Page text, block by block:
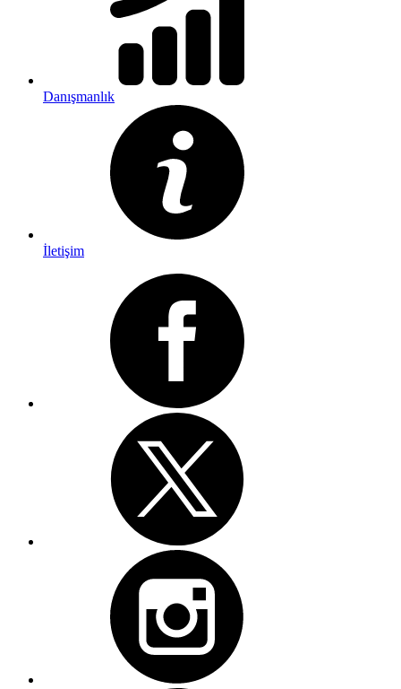
Danışmanlık
İletişim